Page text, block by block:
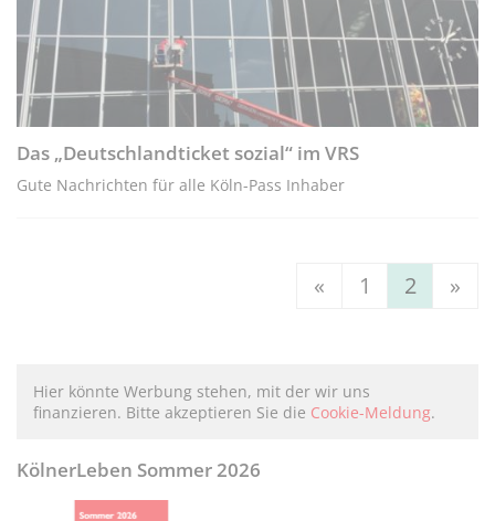
Das „Deutschlandticket sozial“ im VRS
Gute Nachrichten für alle Köln-Pass Inhaber
« 1 2 »
Hier könnte Werbung stehen, mit der wir uns
finanzieren. Bitte akzeptieren Sie die Cookie-Meldung.
KölnerLeben Sommer 2026